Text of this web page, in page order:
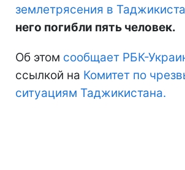
землетрясения в
него погибли пять человек.
Об этом сообщает РБК-
ссылкой на Комитет по
ситуациям Таджикистана.